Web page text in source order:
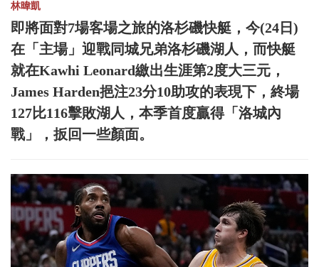
林暐凱
即將面對7場客場之旅的洛杉磯快艇，今(24日)
在「主場」迎戰同城兄弟洛杉磯湖人，而快艇
就在Kawhi Leonard繳出生涯第2度大三元，
James Harden挹注23分10助攻的表現下，終場
127比116擊敗湖人，本季首度贏得「洛城內
戰」，扳回一些顏面。